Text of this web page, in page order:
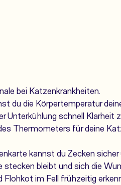
bei Katzenkrankheiten.
du die Körpertemperatur
Unterkühlung schnell Klarheit
Thermometers für deine
kannst du Zecken
stecken bleibt und sich die
im Fell frühzeitig